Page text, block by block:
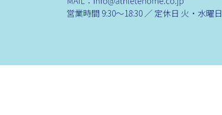
営業時間 9:30～18:30 ／ 定休日 火・水曜日